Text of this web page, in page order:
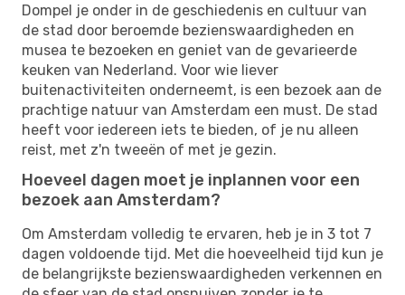
Dompel je onder in de geschiedenis en cultuur van
de stad door beroemde bezienswaardigheden en
musea te bezoeken en geniet van de gevarieerde
keuken van Nederland. Voor wie liever
buitenactiviteiten onderneemt, is een bezoek aan de
prachtige natuur van Amsterdam een must. De stad
heeft voor iedereen iets te bieden, of je nu alleen
reist, met z'n tweeën of met je gezin.
Hoeveel dagen moet je inplannen voor een
bezoek aan Amsterdam?
Om Amsterdam volledig te ervaren, heb je in 3 tot 7
dagen voldoende tijd. Met die hoeveelheid tijd kun je
de belangrijkste bezienswaardigheden verkennen en